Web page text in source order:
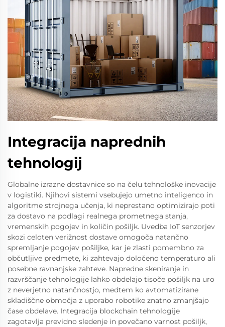
Integracija naprednih
tehnologij
Globalne izrazne dostavnice so na čelu tehnološke inovacije
v logistiki. Njihovi sistemi vsebujejo umetno inteligenco in
algoritme strojnega učenja, ki neprestano optimizirajo poti
za dostavo na podlagi realnega prometnega stanja,
vremenskih pogojev in količin pošiljk. Uvedba IoT senzorjev
skozi celoten verižnost dostave omogoča natančno
spremljanje pogojev pošiljke, kar je zlasti pomembno za
občutljive predmete, ki zahtevajo določeno temperaturo ali
posebne ravnanjske zahteve. Napredne skeniranje in
razvrščanje tehnologije lahko obdelajo tisoče pošiljk na uro
z neverjetno natančnostjo, medtem ko avtomatizirane
skladiščne območja z uporabo robotike znatno zmanjšajo
čase obdelave. Integracija blockchain tehnologije
zagotavlja previdno sledenje in povečano varnost pošiljk,